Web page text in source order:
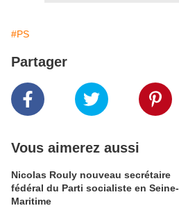
#PS
Partager
Vous aimerez aussi
Nicolas Rouly nouveau secrétaire
fédéral du Parti socialiste en Seine-
Maritime